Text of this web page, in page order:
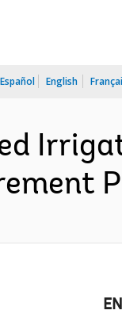
Español English